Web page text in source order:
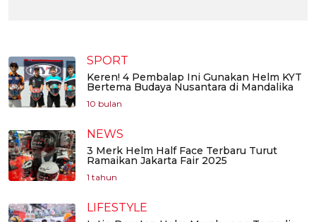
SPORT
Keren! 4 Pembalap Ini Gunakan Helm KYT
Bertema Budaya Nusantara di Mandalika
10 bulan
NEWS
3 Merk Helm Half Face Terbaru Turut
Ramaikan Jakarta Fair 2025
1 tahun
LIFESTYLE